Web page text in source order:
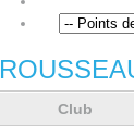
Club